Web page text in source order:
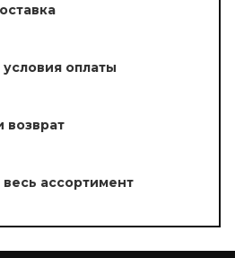
оплаты
возврат
ассортимент